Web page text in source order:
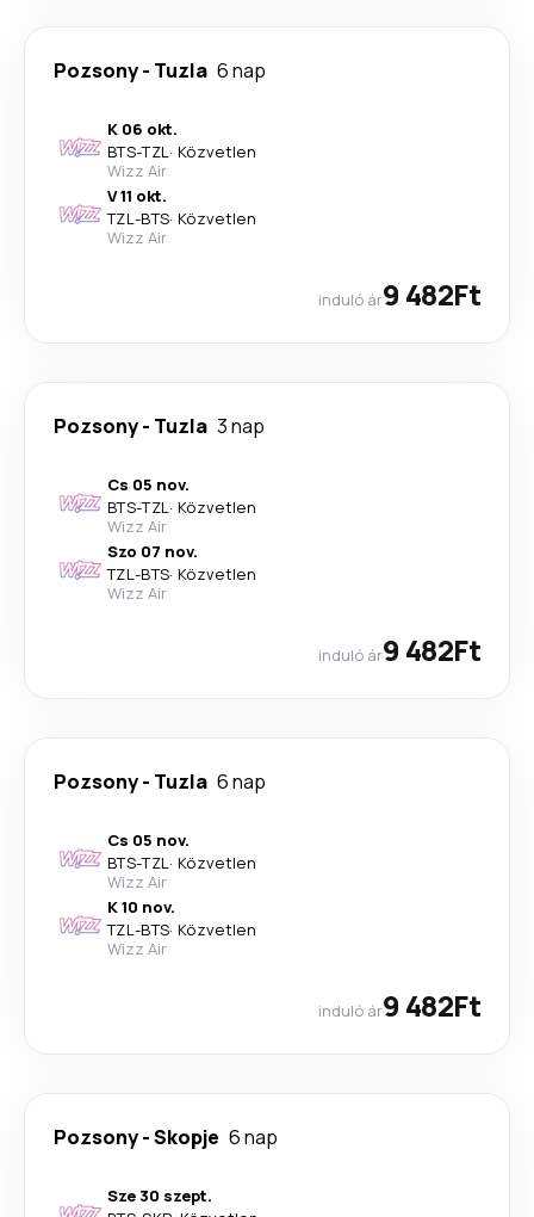
Pozsony- Tuzla 6 nap
K 06 okt.
BTS-TZL· Közvetlen
Wizz Air
V 11 okt.
TZL-BTS· Közvetlen
Wizz Air
induló ár9 482Ft
Pozsony- Tuzla 3 nap
Cs 05 nov.
BTS-TZL· Közvetlen
Wizz Air
Szo 07 nov.
TZL-BTS· Közvetlen
Wizz Air
induló ár9 482Ft
Pozsony- Tuzla 6 nap
Cs 05 nov.
BTS-TZL· Közvetlen
Wizz Air
K 10 nov.
TZL-BTS· Közvetlen
Wizz Air
induló ár9 482Ft
Pozsony-Skopje 6 nap
Sze 30 szept.